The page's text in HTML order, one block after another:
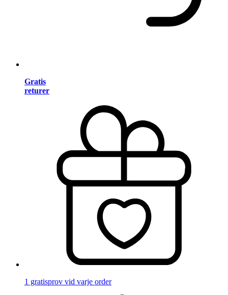
Gratis
returer
1 gratisprov vid varje order